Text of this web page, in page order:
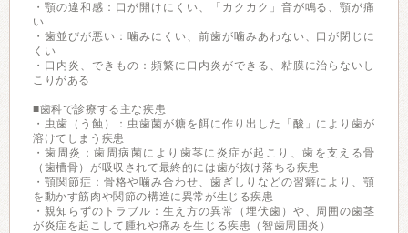
・顎の違和感：口が開けにくい、「カクカク」音が鳴る、顎が痛
い
・歯並びが悪い：噛みにくい、前歯が噛みあわない、口が閉じに
くい
・口内炎、できもの：頻繁に口内炎ができる、粘膜に治らないし
こりがある
■歯科で診療する主な疾患
・虫歯（う蝕）：虫歯菌が糖を餌に作り出した「酸」により歯が
溶けてしまう疾患
・歯周炎：歯周病菌により歯茎に炎症が起こり、歯を支える骨
（歯槽骨）が吸収されて最終的には歯が抜け落ちる疾患
・顎関節症：骨格や噛み合わせ、歯ぎしりなどの習癖により、顎
を動かす筋肉や関節の構造に異常が生じる疾患
・親知らずのトラブル：生え方の異常（埋伏歯）や、周囲の歯茎
が炎症を起こして腫れや痛みを生じる疾患（智歯周囲炎）